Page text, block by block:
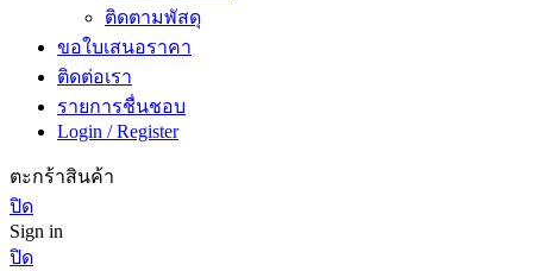
ติดตามพัสดุ
ขอใบเสนอราคา
ติดต่อเรา
รายการชื่นชอบ
Login / Register
ตะกร้าสินค้า
ปิด
Sign in
ปิด